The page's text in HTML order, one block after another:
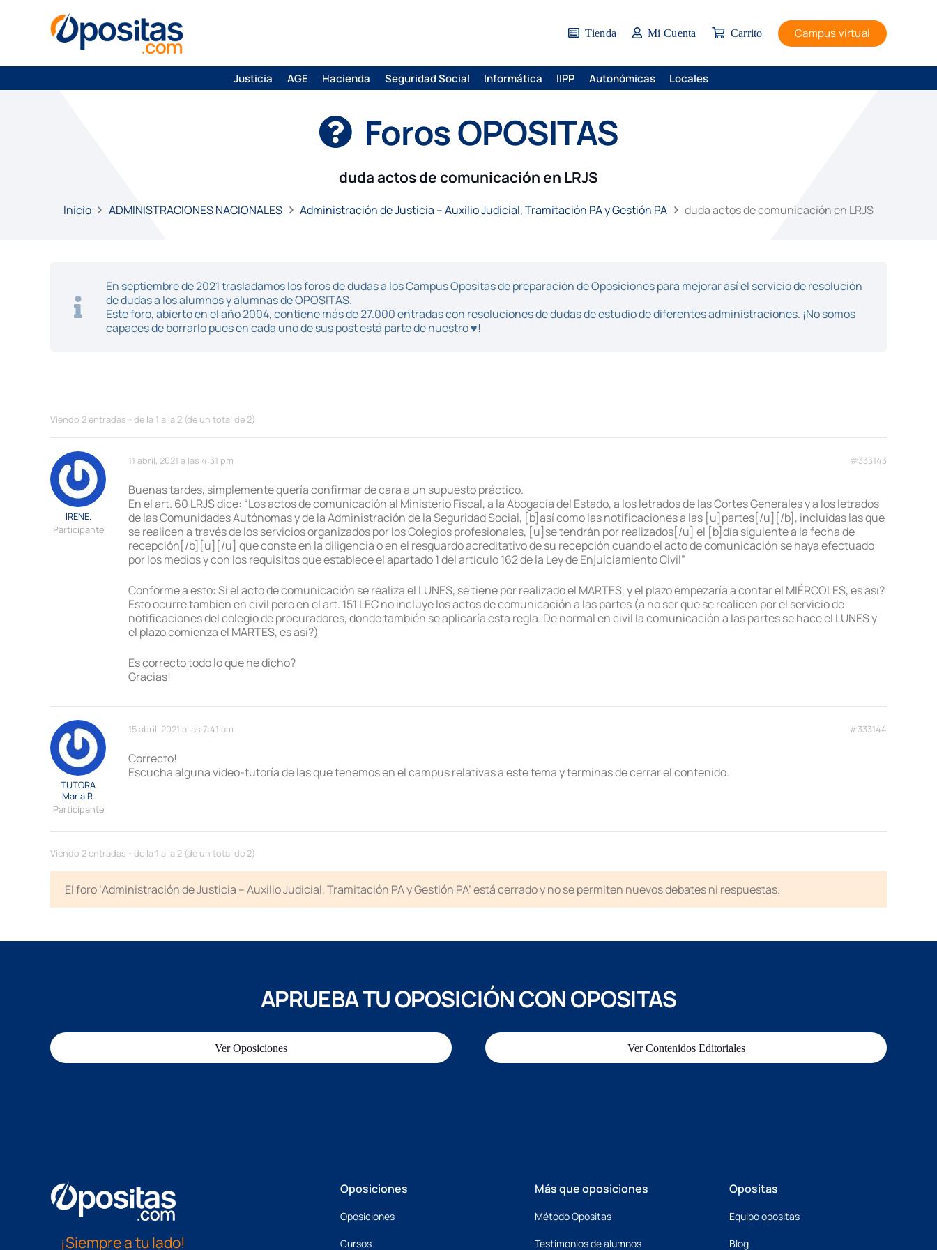
Tienda Mi Cuenta Carrito Campus virtual
Justicia AGE Hacienda Seguridad Social Informática IIPP Autonómicas Locales
Foros OPOSITAS
duda actos de comunicación en LRJS
Inicio ADMINISTRACIONES NACIONALES Administración de Justicia – Auxilio Judicial, Tramitación PA y Gestión PA duda actos de comunicación en LRJS
En septiembre de 2021 trasladamos los foros de dudas a los Campus Opositas de preparación de Oposiciones para mejorar así el servicio de resolución
de dudas a los alumnos y alumnas de OPOSITAS.
Este foro, abierto en el año 2004, contiene más de 27.000 entradas con resoluciones de dudas de estudio de diferentes administraciones. ¡No somos
capaces de borrarlo pues en cada uno de sus post está parte de nuestro ♥!
Viendo 2 entradas - de la 1 a la 2 (de un total de 2)
11 abril, 2021 a las 4:31 pm #333143
IRENE.
Participante
Buenas tardes, simplemente quería confirmar de cara a un supuesto práctico.
En el art. 60 LRJS dice: “Los actos de comunicación al Ministerio Fiscal, a la Abogacía del Estado, a los letrados de las Cortes Generales y a los letrados
de las Comunidades Autónomas y de la Administración de la Seguridad Social, [b]así como las notificaciones a las [u]partes[/u][/b], incluidas las que
se realicen a través de los servicios organizados por los Colegios profesionales, [u]se tendrán por realizados[/u] el [b]día siguiente a la fecha de
recepción[/b][u][/u] que conste en la diligencia o en el resguardo acreditativo de su recepción cuando el acto de comunicación se haya efectuado
por los medios y con los requisitos que establece el apartado 1 del artículo 162 de la Ley de Enjuiciamiento Civil”
Conforme a esto: Si el acto de comunicación se realiza el LUNES, se tiene por realizado el MARTES, y el plazo empezaría a contar el MIÉRCOLES, es así?
Esto ocurre también en civil pero en el art. 151 LEC no incluye los actos de comunicación a las partes (a no ser que se realicen por el servicio de
notificaciones del colegio de procuradores, donde también se aplicaría esta regla. De normal en civil la comunicación a las partes se hace el LUNES y
el plazo comienza el MARTES, es así?)
Es correcto todo lo que he dicho?
Gracias!
15 abril, 2021 a las 7:41 am #333144
TUTORA
Maria R.
Participante
Correcto!
Escucha alguna video-tutoría de las que tenemos en el campus relativas a este tema y terminas de cerrar el contenido.
Viendo 2 entradas - de la 1 a la 2 (de un total de 2)
El foro ‘Administración de Justicia – Auxilio Judicial, Tramitación PA y Gestión PA’ está cerrado y no se permiten nuevos debates ni respuestas.
APRUEBA TU OPOSICIÓN CON OPOSITAS
Ver Oposiciones Ver Contenidos Editoriales
¡Siempre a tu lado!
Oposiciones
Oposiciones
Cursos
Más que oposiciones
Método Opositas
Testimonios de alumnos
Opositas
Equipo opositas
Blog